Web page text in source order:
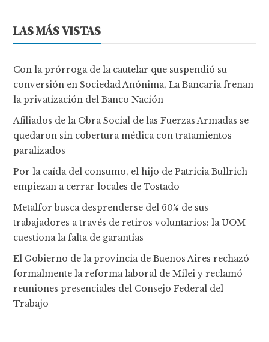
LAS MÁS VISTAS
Con la prórroga de la cautelar que suspendió su
conversión en Sociedad Anónima, La Bancaria frenan
la privatización del Banco Nación
Afiliados de la Obra Social de las Fuerzas Armadas se
quedaron sin cobertura médica con tratamientos
paralizados
Por la caída del consumo, el hijo de Patricia Bullrich
empiezan a cerrar locales de Tostado
Metalfor busca desprenderse del 60% de sus
trabajadores a través de retiros voluntarios: la UOM
cuestiona la falta de garantías
El Gobierno de la provincia de Buenos Aires rechazó
formalmente la reforma laboral de Milei y reclamó
reuniones presenciales del Consejo Federal del
Trabajo